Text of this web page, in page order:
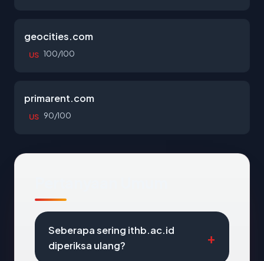
geocities.com
US 100/100
primarent.com
US 90/100
Seberapa sering ithb.ac.id
diperiksa ulang?